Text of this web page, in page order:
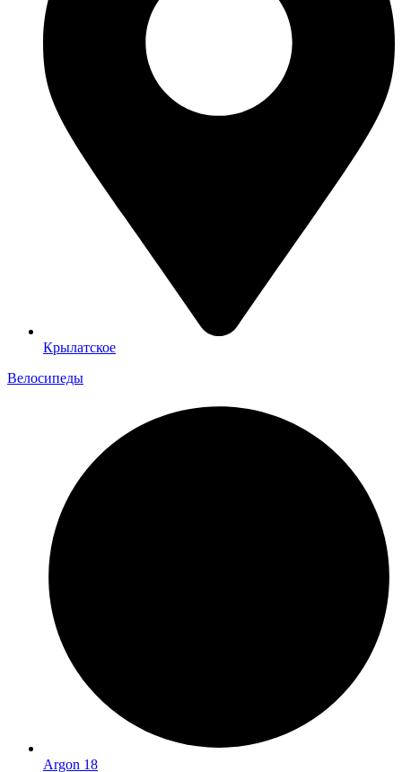
Крылатское
Велосипеды
Argon 18